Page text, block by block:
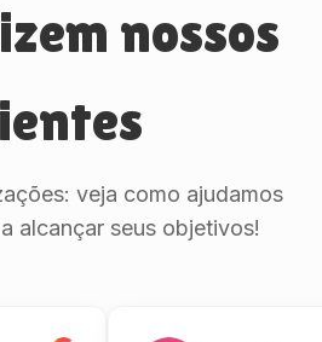
nossos
veja como ajudamos
alcançar seus objetivos!